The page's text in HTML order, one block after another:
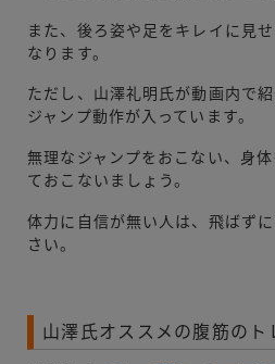
また、後ろ姿や足をキレイに見
なります。
ただし、山澤礼明氏が動画内で
ジャンプ動作が入っています。
無理なジャンプをおこない、身
ておこないましょう。
体力に自信が無い人は、飛ばず
さい。
山澤氏オススメの腹筋のト